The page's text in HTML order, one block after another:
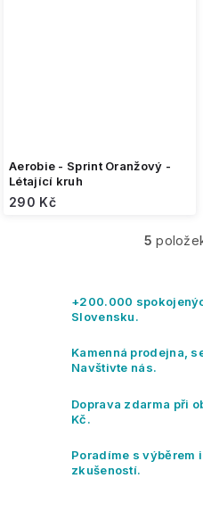
Aerobie - Sprint Oranžový -
Létající kruh
290 Kč
r
5
+200.000
Slovensku.
Kamenná prodejna,
Navštivte nás.
Doprava zdarma při
Kč.
Poradíme s výběrem
zkušeností.